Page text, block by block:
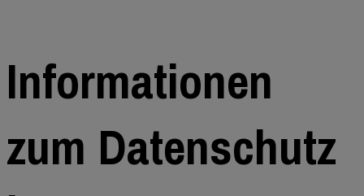
Informationen
zum Datenschutz